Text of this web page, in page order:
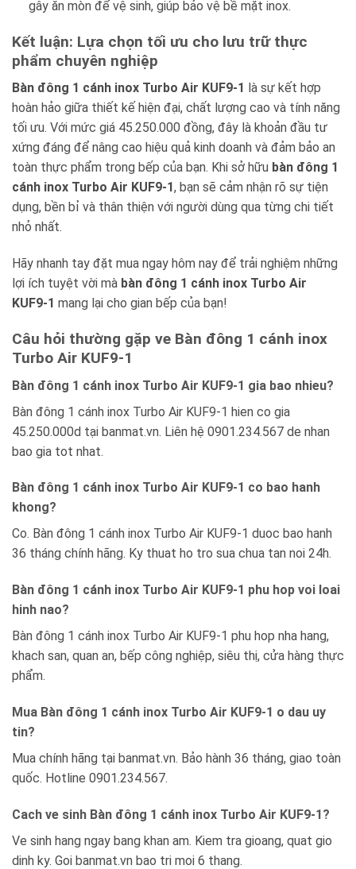
gây ăn mòn để vệ sinh, giúp bảo vệ bề mặt inox.
Kết luận: Lựa chọn tối ưu cho lưu trữ thực
phẩm chuyên nghiệp
Bàn đông 1 cánh inox Turbo Air KUF9-1 là sự kết hợp
hoàn hảo giữa thiết kế hiện đại, chất lượng cao và tính năng
tối ưu. Với mức giá 45.250.000 đồng, đây là khoản đầu tư
xứng đáng để nâng cao hiệu quả kinh doanh và đảm bảo an
toàn thực phẩm trong bếp của bạn. Khi sở hữu bàn đông 1
cánh inox Turbo Air KUF9-1, bạn sẽ cảm nhận rõ sự tiện
dụng, bền bỉ và thân thiện với người dùng qua từng chi tiết
nhỏ nhất.
Hãy nhanh tay đặt mua ngay hôm nay để trải nghiệm những
lợi ích tuyệt vời mà bàn đông 1 cánh inox Turbo Air
KUF9-1 mang lại cho gian bếp của bạn!
Câu hỏi thường gặp ve Bàn đông 1 cánh inox
Turbo Air KUF9-1
Bàn đông 1 cánh inox Turbo Air KUF9-1 gia bao nhieu?
Bàn đông 1 cánh inox Turbo Air KUF9-1 hien co gia
45.250.000d tại banmat.vn. Liên hệ 0901.234.567 de nhan
bao gia tot nhat.
Bàn đông 1 cánh inox Turbo Air KUF9-1 co bao hanh
khong?
Co. Bàn đông 1 cánh inox Turbo Air KUF9-1 duoc bao hanh
36 tháng chính hãng. Ky thuat ho tro sua chua tan noi 24h.
Bàn đông 1 cánh inox Turbo Air KUF9-1 phu hop voi loai
hinh nao?
Bàn đông 1 cánh inox Turbo Air KUF9-1 phu hop nha hang,
khach san, quan an, bếp công nghiệp, siêu thị, cửa hàng thực
phẩm.
Mua Bàn đông 1 cánh inox Turbo Air KUF9-1 o dau uy
tin?
Mua chính hãng tại banmat.vn. Bảo hành 36 tháng, giao toàn
quốc. Hotline 0901.234.567.
Cach ve sinh Bàn đông 1 cánh inox Turbo Air KUF9-1?
Ve sinh hang ngay bang khan am. Kiem tra gioang, quat gio
dinh ky. Goi banmat.vn bao tri moi 6 thang.